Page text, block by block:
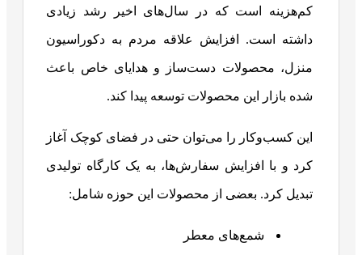
کم‌هزینه است که در سال‌های اخیر رشد زیادی
داشته است. افزایش علاقه مردم به دکوراسیون
منزل، محصولات دست‌ساز و هدایای خاص باعث
شده بازار این محصولات توسعه پیدا کند.
این کسب‌وکار را می‌توان حتی در فضای کوچک آغاز
کرد و با افزایش سفارش‌ها، به یک کارگاه تولیدی
تبدیل کرد. بعضی از محصولات این حوزه شامل:
شمع‌های معطر